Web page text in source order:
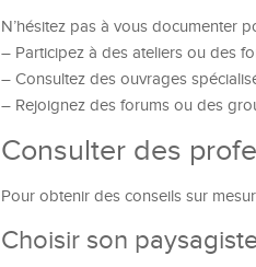
N’hésitez pas à vous documenter
– Participez à des ateliers ou des
– Consultez des ouvrages
– Rejoignez des forums ou des
Consulter des
Pour obtenir des conseils sur
Choisir son